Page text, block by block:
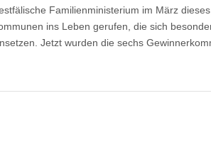
Familienministerium im März
ins Leben gerufen, die sich
Jetzt wurden die sechs